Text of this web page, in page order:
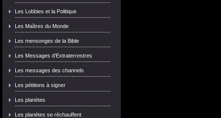
Les Lobbies et la Politique
Les Maîtres du Monde
Les mensonges de la Bible
Les Messages d'Extraterrestres
Les messages des channels
Les pétitions à signer
Les planètes
Les planètes se réchauffent